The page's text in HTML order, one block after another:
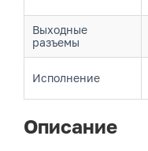
Выходные
разъемы
Исполнение
Описание